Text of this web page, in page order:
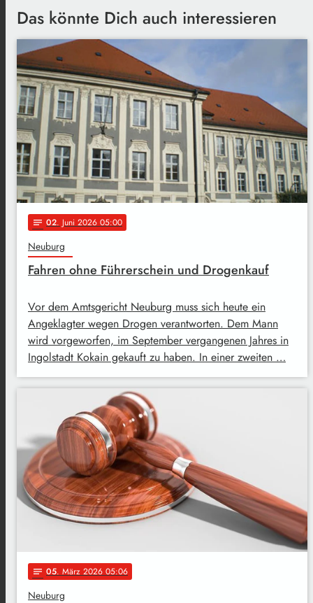
Das könnte Dich auch interessieren
notes 02. Juni 2026 05:00
Neuburg
Fahren ohne Führerschein und Drogenkauf
Vor dem Amtsgericht Neuburg muss sich heute ein
Angeklagter wegen Drogen verantworten. Dem Mann
wird vorgeworfen, im September vergangenen Jahres in
Ingolstadt Kokain gekauft zu haben. In einer zweiten …
notes 05. März 2026 05:06
Neuburg